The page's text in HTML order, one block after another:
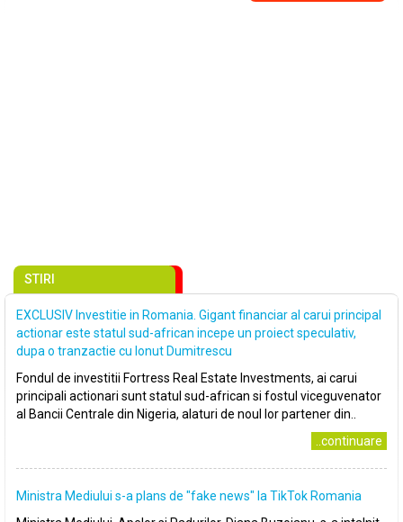
STIRI
EXCLUSIV Investitie in Romania. Gigant financiar al carui principal
actionar este statul sud-african incepe un proiect speculativ,
dupa o tranzactie cu Ionut Dumitrescu
Fondul de investitii Fortress Real Estate Investments, ai carui
principali actionari sunt statul sud-african si fostul viceguvenator
al Bancii Centrale din Nigeria, alaturi de noul lor partener din..
..continuare
Ministra Mediului s-a plans de ″fake news″ la TikTok Romania